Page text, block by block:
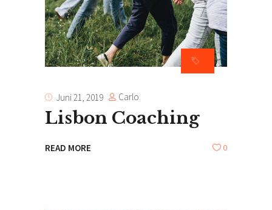
Juni 21, 2019 Carlo
Lisbon Coaching
READ MORE 0